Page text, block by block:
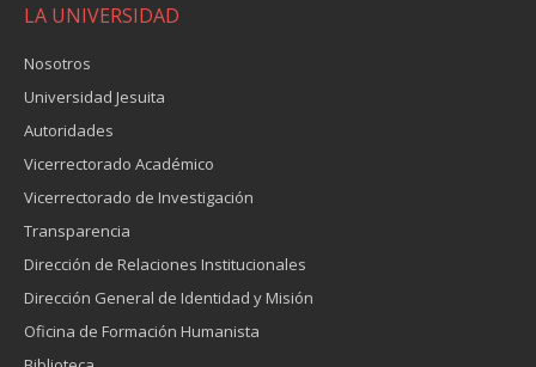
LA UNIVERSIDAD
Nosotros
Universidad Jesuita
Autoridades
Vicerrectorado Académico
Vicerrectorado de Investigación
Transparencia
Dirección de Relaciones Institucionales
Dirección General de Identidad y Misión
Oficina de Formación Humanista